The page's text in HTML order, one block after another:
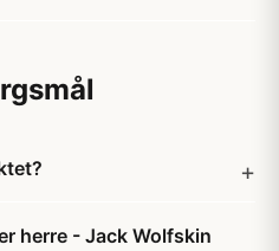
herre - Jack Wolfskin